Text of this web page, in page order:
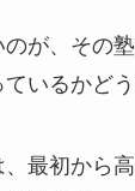
が、その
いるかどう
最初から